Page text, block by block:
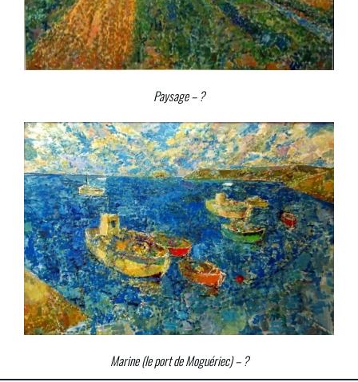
Paysage – ?
Marine (le port de Moguériec) – ?